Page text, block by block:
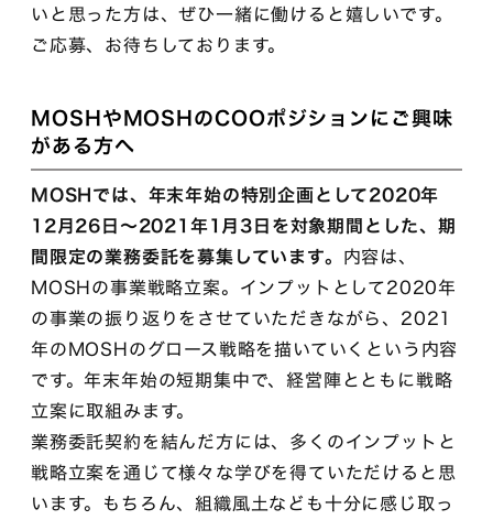
いと思った方は、ぜひ一緒に働けると嬉しいです。
ご応募、お待ちしております。
MOSHやMOSHのCOOポジションにご興味
がある方へ
MOSHでは、年末年始の特別企画として2020年
12月26日〜2021年1月3日を対象期間とした、期
間限定の業務委託を募集しています。 内容は、
MOSHの事業戦略立案。インプットとして2020年
の事業の振り返りをさせていただきながら、2021
年のMOSHのグロース戦略を描いていくという内容
です。年末年始の短期集中で、経営陣とともに戦略
立案に取組みます。
業務委託契約を結んだ方には、多くのインプットと
戦略立案を通じて様々な学びを得ていただけると思
います。もちろん、組織風土なども十分に感じ取っ